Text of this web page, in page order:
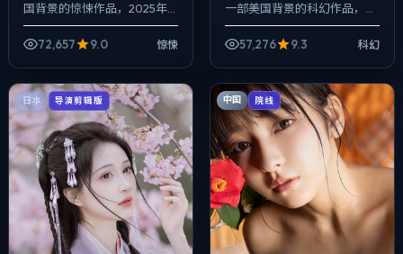
国背景的惊悚作品，2025年
公映，由林超贤执导，廖凡、
安藤樱、胡歌等主演。配乐克
72,657 9.0 惊悚
一部美国背景的科幻作品，
2025年公映，由李安执导，
梁朝伟、大鹏、亚当·德赖弗等
57,276 9.3 科幻
日本 导演剪辑版 中国 院线